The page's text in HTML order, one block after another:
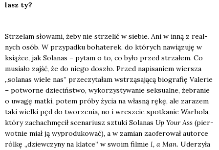
lasz ty?
Strze­lam sło­wa­mi, żeby nie strze­lić w sie­bie. Ani w inną z real­
nych osób. W przy­pad­ku boha­te­rek, do któ­rych nawią­zu­ję w
książ­ce, jak Sola­nas – pytam o to, co było przed strza­łem. Co
musia­ło zajść, że do nie­go doszło. Przed napi­sa­niem wier­sza
„sola­nas wie­le nas” prze­czy­ta­łam wstrzą­sa­ją­cą bio­gra­fię Vale­rie
– potwor­ne dzie­ciń­stwo, wyko­rzy­sty­wa­nie sek­su­al­ne, żebra­nie
o uwa­gę mat­ki, potem pró­by życia na wła­sną rękę, ale zara­zem
taki wiel­ki pęd do two­rze­nia, no i wresz­cie spo­tka­nie War­ho­la,
któ­ry zachach­mę­cił sce­na­riusz sztu­ki Sola­nas Up Your Ass (pier­
wot­nie miał ją wypro­du­ko­wać), a w zamian zaofe­ro­wał autor­ce
ról­kę „dziew­czy­ny na klat­ce” w swo­im fil­mie I, a Man. Ude­rzy­ła